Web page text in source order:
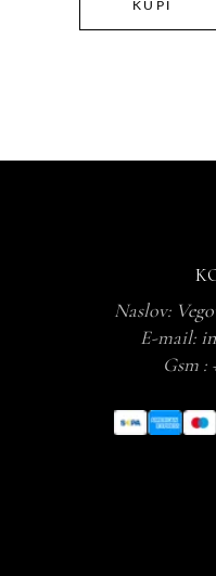
KUPI
Naslov:
E-mail:
Gsm :